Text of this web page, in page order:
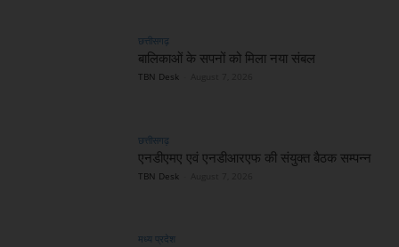
छत्तीसगढ़
बालिकाओं के सपनों को मिला नया संबल
TBN Desk
छत्तीसगढ़
एनडीएमए एवं एनडीआरएफ की संयुक्त बैठक सम्पन्न
TBN Desk
मध्य प्रदेश